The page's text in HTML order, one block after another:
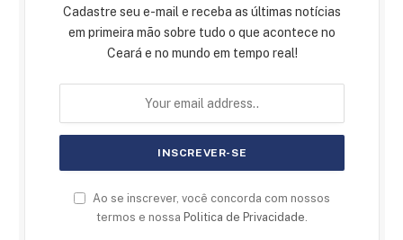
Cadastre seu e-mail e receba as últimas notícias
em primeira mão sobre tudo o que acontece no
Ceará e no mundo em tempo real!
Ao se inscrever, você concorda com nossos
termos e nossa Politica de Privacidade